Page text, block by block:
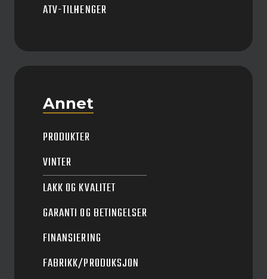
ATV-TILHENGER
Annet
PRODUKTER
VINTER
LAKK OG KVALITET
GARANTI OG BETINGELSER
FINANSIERING
FABRIKK/PRODUKSJON